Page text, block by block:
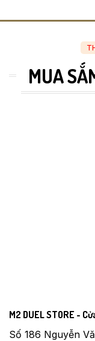
MUA
M2 DUEL STORE -
Số 186 Nguyễn